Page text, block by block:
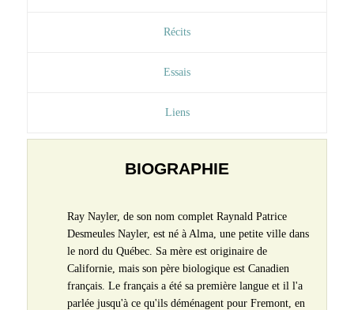
Récits
Essais
Liens
BIOGRAPHIE
Ray Nayler, de son nom complet Raynald Patrice
Desmeules Nayler, est né à Alma, une petite ville dans
le nord du Québec. Sa mère est originaire de
Californie, mais son père biologique est Canadien
français. Le français a été sa première langue et il l'a
parlée jusqu'à ce qu'ils déménagent pour Fremont, en